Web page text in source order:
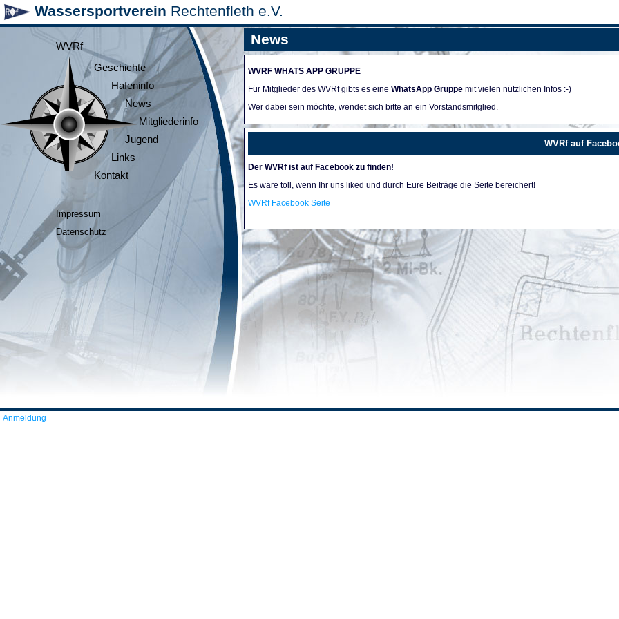
Wassersportverein Rechtenfleth e.V.
WVRf
Geschichte
Hafeninfo
News
Mitgliederinfo
Jugend
Links
Kontakt
Impressum
Datenschutz
News
WVRF WHATS APP GRUPPE
Für Mitglieder des WVRf gibts es eine WhatsApp Gruppe mit vielen nützlichen Infos :-)
Wer dabei sein möchte, wendet sich bitte an ein Vorstandsmitglied.
WVRf auf
Der WVRf ist auf Facebook zu finden!
Es wäre toll, wenn Ihr uns liked und durch Eure Beiträge die Seite bereichert!
WVRf Facebook Seite
Anmeldung